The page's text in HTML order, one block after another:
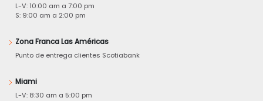
L-V: 10:00 am a 7:00 pm
S: 9:00 am a 2:00 pm
Zona Franca Las Américas
Punto de entrega clientes Scotiabank
Miami
L-V: 8:30 am a 5:00 pm